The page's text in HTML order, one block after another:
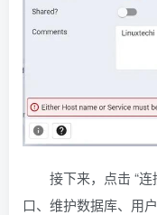
接下来，点击 “
口、维护数据库、用